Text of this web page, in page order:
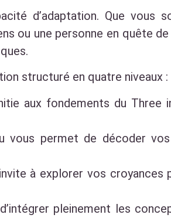
d’adaptation. Que vous
ou une personne en quête
structuré en quatre niveaux :
aux fondements du
vous permet de décoder
à explorer vos
pleinement les